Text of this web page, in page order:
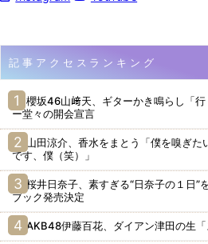
記事アクセスランキング
櫻坂46山﨑天、ギターかき鳴らし「
ー堂々の開会宣言
山田涼介、香水をまとう「僕を嗅ぎた
です、僕（笑）」
桜井日奈子、素すぎる“日奈子の１日”
ブック発売決定
AKB48伊藤百花、ダイアン津田の生「